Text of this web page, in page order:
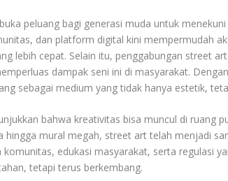
peluang bagi generasi muda untuk
dan platform digital kini mempermudah
lebih cepat. Selain itu, penggabungan street
dampak seni ini di masyarakat.
sebagai medium yang tidak hanya estetik,
bahwa kreativitas bisa muncul di ruang
hingga mural megah, street art telah menjadi
edukasi masyarakat, serta regulasi
tetapi terus berkembang.